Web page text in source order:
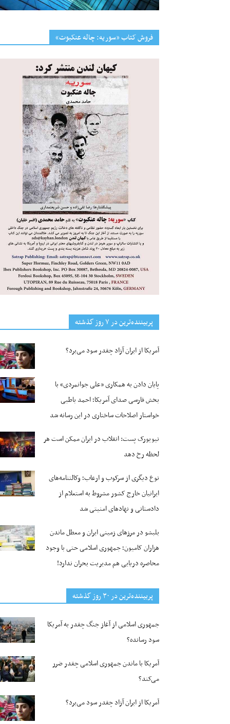
فروش کتاب «سوریه: چاله عنکبوت»
پربیننده‌ترین‌ در ۷ روز گذشته
آمریکا از ایران آزاد چقدر سود می‌برد؟
پایان دادن به همکاری «علی جوانمردی» با
بخش فارسی صدای آمریکا؛ احمد باطبی
خواستار اصلاحات ساختاری در این رسانه شد
نیویورک پست: انقلاب در ایران ممکن است هر
لحظه رخ دهد
نوع دیگری از سرکوب و ارعاب؛ وکالتنامه‌های
ایرانیان خارج کشور مشروط به استعلام از
دادستانی و نهادهای امنیتی شد
بلبشو در مرزهای زمینی ایران و معطل ماندن
هزاران کامیون؛ جمهوری اسلامی حتی با وجود
محاصره دریایی هم مدیریت بحران ندارد!
پربیننده‌ترین‌ در ۳۰ روز گذشته
جمهوری اسلامی از آغاز جنگ چقدر به آمریکا
سود رسانده؟
آمریکا با ماندن جمهوری اسلامی چقدر ضرر
می‌کند؟
آمریکا از ایران آزاد چقدر سود می‌برد؟